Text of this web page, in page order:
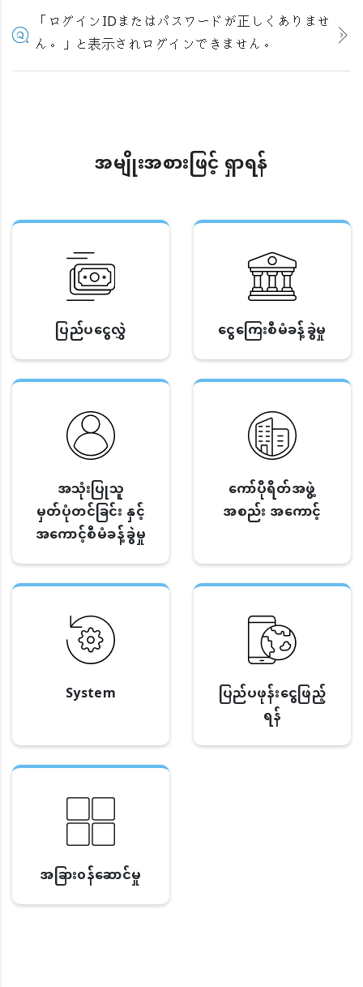
「ログインIDまたはパスワードが正しくありませ
ん。」と表示されログインできません。
အမျိုးအစားဖြင့် ရှာရန်
ပြည်ပငွေလွှဲ ငွေကြေးစီမံခန့်ခွဲမှု
အသုံးပြုသူ
မှတ်ပုံတင်ခြင်း နှင့်
အကောင့်စီမံခန့်ခွဲမှု
ကော်ပိုရိတ်အဖွဲ့
အစည်း အကောင့်
System
ပြည်ပဖုန်းငွေဖြည့်
ရန်
အခြား၀န်ဆောင်မှု